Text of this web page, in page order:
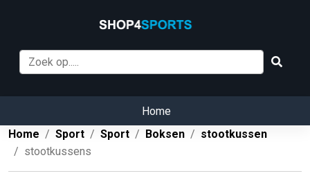
Home
Home
Sport Sport Boksen
stootkussen
stootkussens